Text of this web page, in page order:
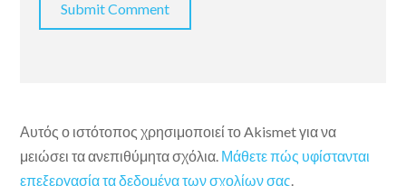
Αυτός ο ιστότοπος χρησιμοποιεί το Akismet για να
μειώσει τα ανεπιθύμητα σχόλια. Μάθετε πώς υφίστανται
επεξεργασία τα δεδομένα των σχολίων σας.